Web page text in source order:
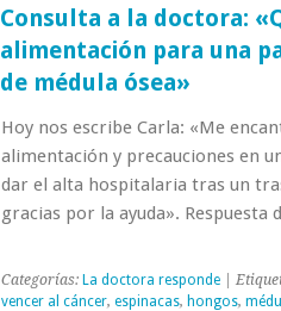
Consulta a la doctora:
alimentación para una
de médula ósea»
Hoy nos escribe Carla: «Me
alimentación y precauciones en
dar el alta hospitalaria tras un
gracias por la ayuda». Respuesta
Categorías: La doctora responde|
vencer al cáncer, espinacas, hongos,